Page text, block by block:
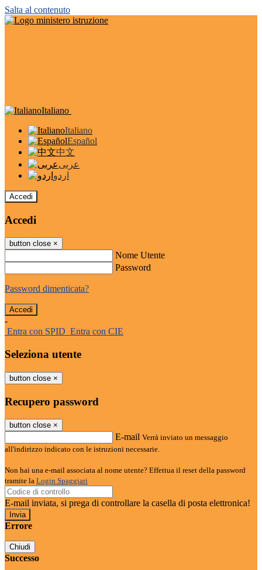
Salta al contenuto
Italiano
Italiano
Español
中文
عربى
اردو
Accedi
Accedi
button close ×
Nome Utente
Password
Password dimenticata?
-
Entra con SPID Entra con CIE
Seleziona utente
button close ×
Recupero password
button close ×
E-mail Verrà inviato un messaggio
all'indirizzo indicato con le istruzioni necessarie.
Non hai una e-mail associata al nome utente? Effettua il reset della password
tramite la Login Spaggiari
E-mail inviata, si prega di controllare la casella di posta elettronica!
Errore
Chiudi
Successo